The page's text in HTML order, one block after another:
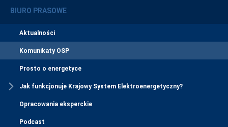
BIURO PRASOWE
Aktualności
Komunikaty OSP
Prosto o energetyce
Jak funkcjonuje Krajowy System Elektroenergetyczny?
Opracowania eksperckie
Podcast